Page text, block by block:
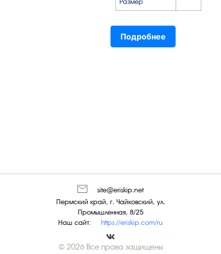
Подробнее
Наш сайт: https://eriskip.com/ru
Пермский край, г. Чайковский, ул.
Промышленная, 8/25
site@eriskip.net
© 2026 Все права защищены